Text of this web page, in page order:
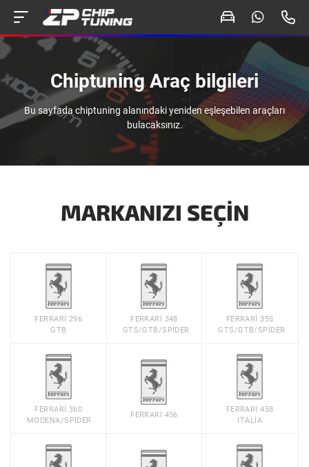
Chiptuning Araç bilgileri
Bu sayfada chiptuning alanındaki yeniden eşleşebilen araçları
bulacaksınız.
MARKANIZI SEÇIN
FERRARI 296
GTB
FERRARI 348
GTS/GTB/SPIDER
FERRARI 355
GTS/GTB/SPIDER
FERRARI 360
MODENA/SPIDER
FERRARI 456
FERRARI 458
ITALIA